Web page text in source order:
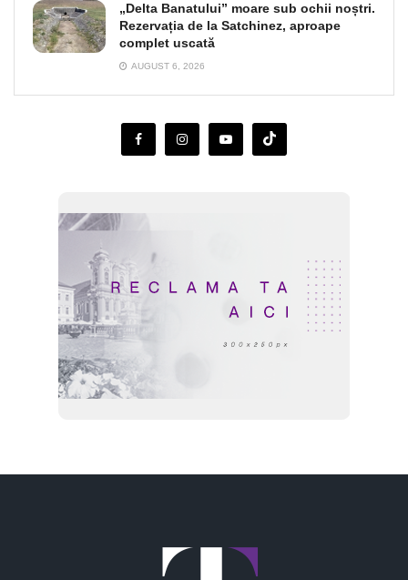
„Delta Banatului” moare sub ochii noștri.
Rezervația de la Satchinez, aproape
complet uscată
AUGUST 6, 2026